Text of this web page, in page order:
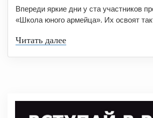
Впереди яркие дни у ста участников
«Школа юного армейца». Их освоят
Читать далее